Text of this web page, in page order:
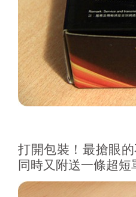
打開包裝！最搶眼
同時又附送一條超